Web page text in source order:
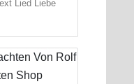
Lied Liebe